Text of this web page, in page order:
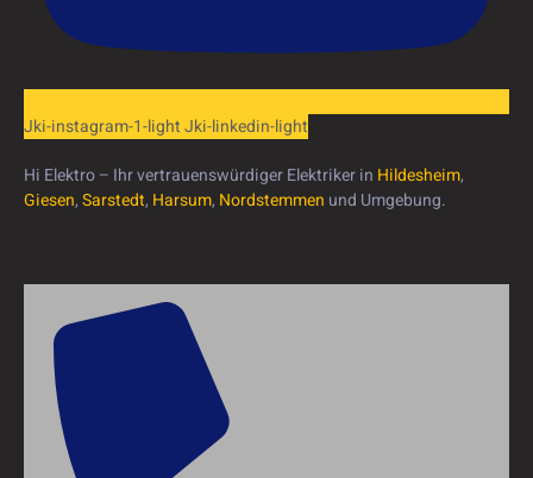
Jki-instagram-1-lightJki-linkedin-light
Hi Elektro – Ihr vertrauenswürdiger Elektriker in Hildesheim,
Giesen,Sarstedt, Harsum, Nordstemmen und Umgebung.